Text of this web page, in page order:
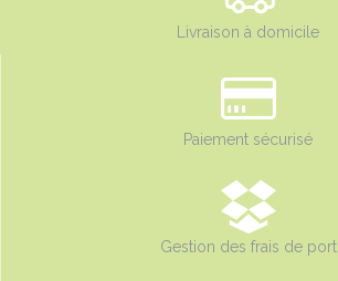
Livraison à domicile
Paiement sécurisé
Gestion des frais de port